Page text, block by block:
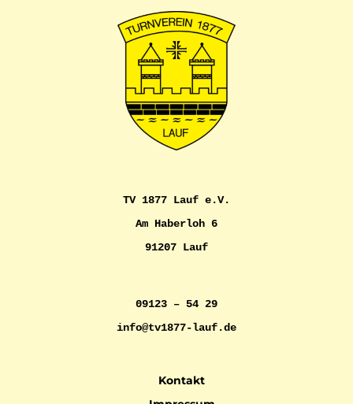
TV 1877 Lauf e.V.
Am Haberloh 6
91207 Lauf
09123 – 54 29
info@tv1877-lauf.de
Kontakt